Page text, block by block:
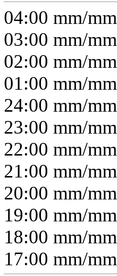
04:00 mm/mm
03:00 mm/mm
02:00 mm/mm
01:00 mm/mm
24:00 mm/mm
23:00 mm/mm
22:00 mm/mm
21:00 mm/mm
20:00 mm/mm
19:00 mm/mm
18:00 mm/mm
17:00 mm/mm